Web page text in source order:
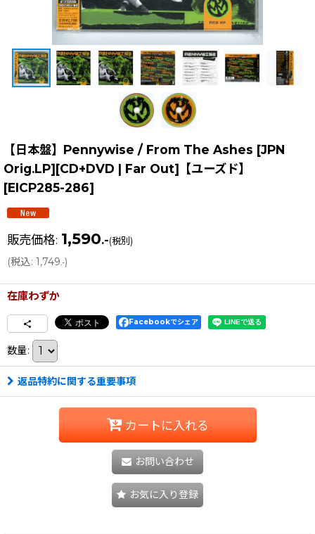
【日本盤】Pennywise / From The Ashes [JPN
Orig.LP][CD+DVD | Far Out]【ユーズド】
[EICP285-286]
販売価格: 1,590.-(税別)
(税込: 1,749.-)
在庫わずか
Facebookでシェア
数量:
返品特約に関する重要事項
カートに入れる
お問い合わせ
お気に入り登録